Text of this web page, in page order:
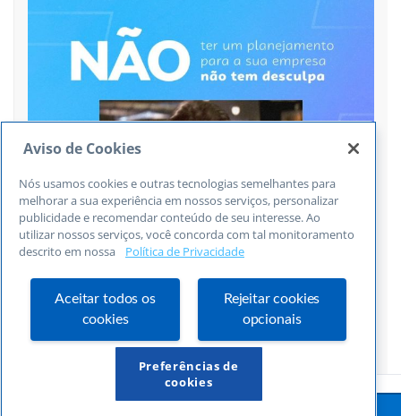
Siga no Instagram
Aviso de Cookies
Nós usamos cookies e outras tecnologias semelhantes para
melhorar a sua experiência em nossos serviços, personalizar
publicidade e recomendar conteúdo de seu interesse. Ao
utilizar nossos serviços, você concorda com tal monitoramento
descrito em nossa
Política de Privacidade
Aceitar todos os
cookies
Rejeitar cookies
opcionais
Preferências de
cookies